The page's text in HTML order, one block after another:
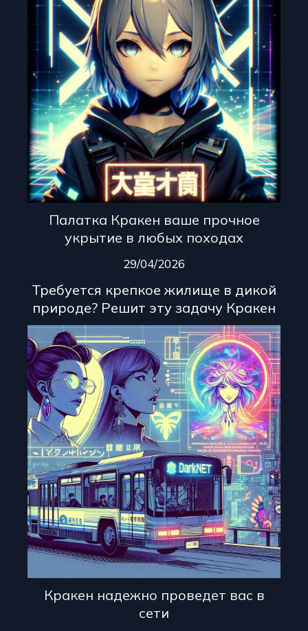
Палатка Кракен ваше прочное
укрытие в любых походах
29/04/2026
Требуется крепкое жилище в дикой
природе? Решит эту задачу Кракен
Кракен надежно проведет вас в
сети